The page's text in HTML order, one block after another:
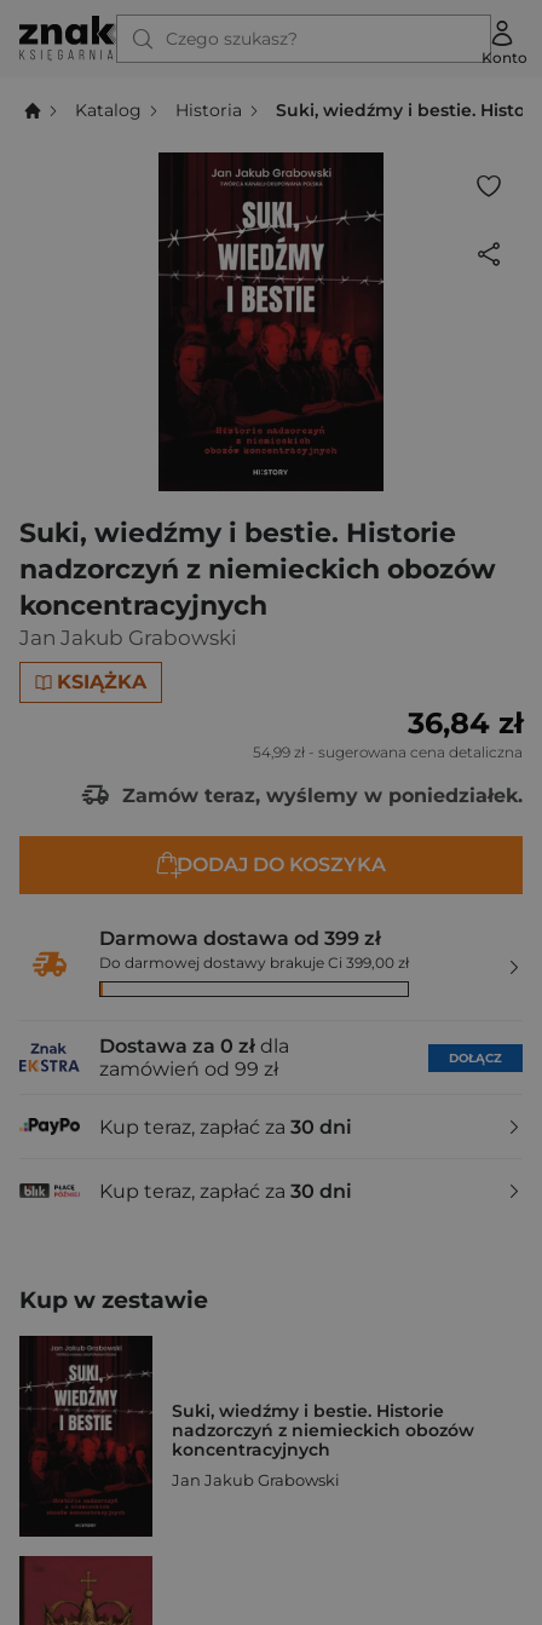
Czego szukasz?
Konto
Katalog Historia Suki, wiedźmy i bestie.
Suki, wiedźmy i bestie. Historie
nadzorczyń z niemieckich obozów
koncentracyjnych
Jan Jakub Grabowski
KSIĄŻKA
36,84 zł
54,99 zł - sugerowana cena detaliczna
Zamów teraz, wyślemy w poniedziałek.
DODAJ DO KOSZYKA
Darmowa dostawa od 399 zł
Do darmowej dostawy brakuje Ci 399,00 zł
Dostawa za 0 zł dla
zamówień od 99 zł
DOŁĄCZ
Kup teraz, zapłać za 30 dni
Kup teraz, zapłać za 30 dni
Kup w zestawie
Suki, wiedźmy i bestie. Historie
nadzorczyń z niemieckich obozów
koncentracyjnych
Jan Jakub Grabowski